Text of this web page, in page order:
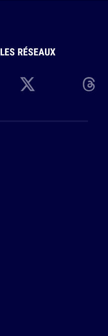
LES RÉSEAUX